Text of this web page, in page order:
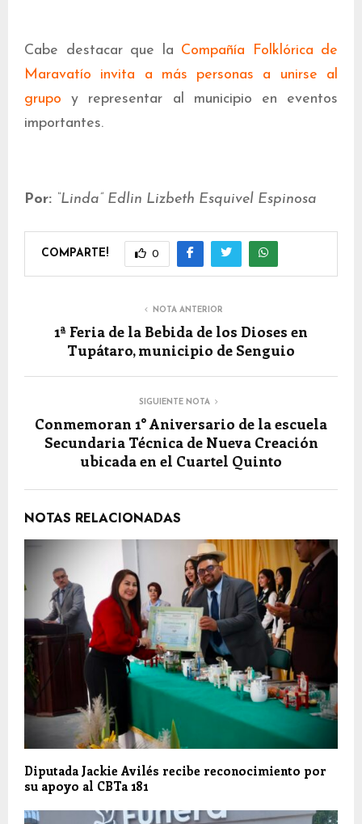
Cabe destacar que la Compañía Folklórica de
Maravatío
invita a más personas a unirse al
grupo y representar al municipio en eventos
importantes.
Por: “Linda” Edlin Lizbeth Esquivel Espinosa
COMPARTE! 0
NOTA ANTERIOR
1ª Feria de la Bebida de los Dioses en
Tupátaro, municipio de Senguio
SIGUIENTE NOTA
Conmemoran 1° Aniversario de la escuela
Secundaria Técnica de Nueva Creación
ubicada en el Cuartel Quinto
NOTAS RELACIONADAS
Diputada Jackie Avilés recibe reconocimiento por
su apoyo al CBTa 181